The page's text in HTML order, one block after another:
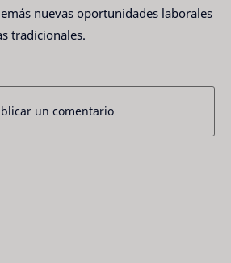
nuevas oportunidades laborales
tradicionales.
un comentario